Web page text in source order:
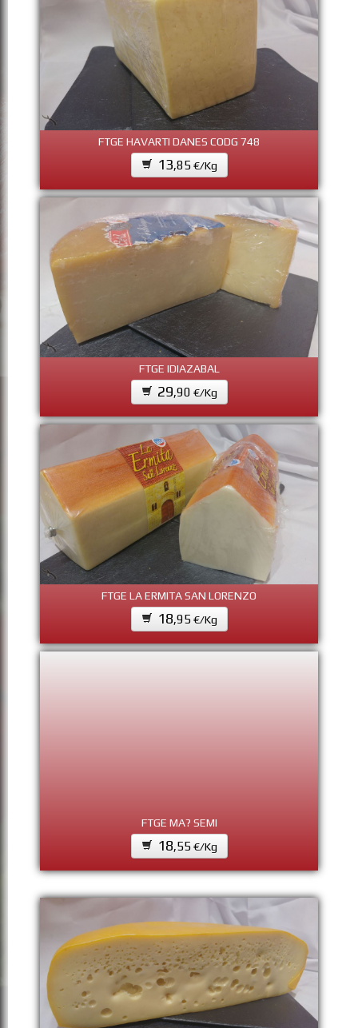
FTGE HAVARTI DANES CODG 748
13,85 €/Kg
FTGE IDIAZABAL
29,90 €/Kg
FTGE LA ERMITA SAN LORENZO
18,95 €/Kg
FTGE MA? SEMI
18,55 €/Kg